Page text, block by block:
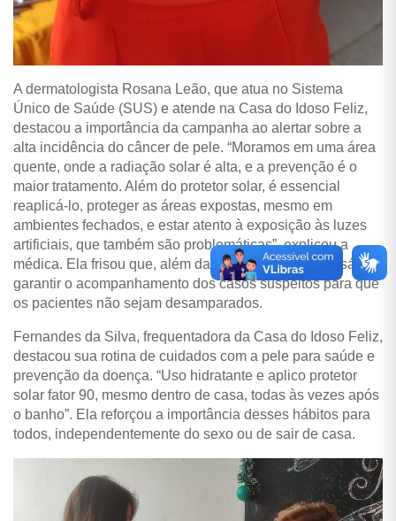
A dermatologista Rosana Leão, que atua no Sistema
Único de Saúde (SUS) e atende na Casa do Idoso Feliz,
destacou a importância da campanha ao alertar sobre a
alta incidência do câncer de pele. “Moramos em uma área
quente, onde a radiação solar é alta, e a prevenção é o
maior tratamento. Além do protetor solar, é essencial
reaplicá-lo, proteger as áreas expostas, mesmo em
ambientes fechados, e estar atento à exposição às luzes
artificiais, que também são problemáticas”, explicou a
médica. Ela frisou que, além da informação, é necessário
garantir o acompanhamento dos casos suspeitos para que
os pacientes não sejam desamparados.
Fernandes da Silva, frequentadora da Casa do Idoso Feliz,
destacou sua rotina de cuidados com a pele para saúde e
prevenção da doença. “Uso hidratante e aplico protetor
solar fator 90, mesmo dentro de casa, todas às vezes após
o banho”. Ela reforçou a importância desses hábitos para
todos, independentemente do sexo ou de sair de casa.